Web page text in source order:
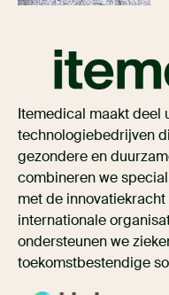
Itemedical maakt deel
technologiebedrijven
gezondere en
combineren we
met de
internationale
ondersteunen we
toekomstbestendige